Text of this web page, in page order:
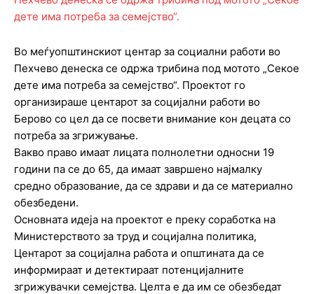
Во меѓуопштинскиот центар за социални работи во
Пехчево денеска се одржа трибина под мотото „Секое
дете има потреба за семејство“. Проектот го
организираше центарот за социјални работи во
Берово со цел да се посвети внимание кон децата со
потреба за згрижување.
Вакво право имаат лицата полнолетни односни 19
години па се до 65, да имаат завршено најмалку
средно образование, да се здрави и да се материално
обезбедени.
Основната идеја на проектот е преку соработка на
Министерството за труд и социјална политика,
Центарот за социјална работа и општината да се
информираат и детектираат потенцијалните
згрижувачки семејства. Целта е да им се обезбедат